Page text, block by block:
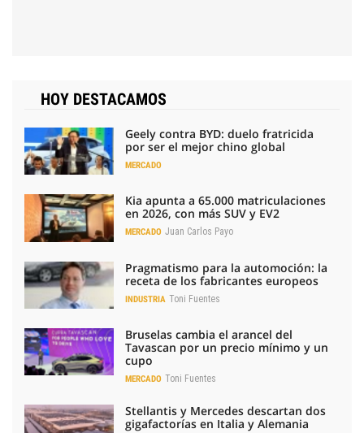
HOY DESTACAMOS
Geely contra BYD: duelo fratricida
por ser el mejor chino global
MERCADO
Kia apunta a 65.000 matriculaciones
en 2026, con más SUV y EV2
MERCADO Juan Carlos Payo
Pragmatismo para la automoción: la
receta de los fabricantes europeos
INDUSTRIA Toni Fuentes
Bruselas cambia el arancel del
Tavascan por un precio mínimo y un
cupo
MERCADO Toni Fuentes
Stellantis y Mercedes descartan dos
gigafactorías en Italia y Alemania